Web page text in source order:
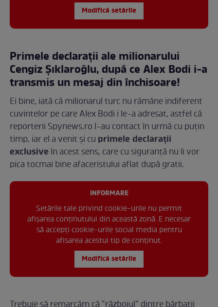
Modifică setările
Primele declarații ale milionarului
Cengiz Şıklaroğlu, după ce Alex Bodi i-a
transmis un mesaj din închisoare!
Ei bine, iată că milionarul turc nu rămâne indiferent
cuvintelor pe care Alex Bodi i le-a adresat, astfel că
reporterii Spynews.ro l-au contact în urmă cu puțin
timp, iar el a venit și cu primele declarații
exclusiveîn acest sens, care cu siguranță nu îi vor
pica tocmai bine afaceristului aflat după gratii.
INFORMARE
Setările tale privind cookie-urile nu permit
afișarea conținutului din această zonă. E necesar
să accepți cookie-urile social media pentru
afisarea acestui tip de conținut.
Modifică setările